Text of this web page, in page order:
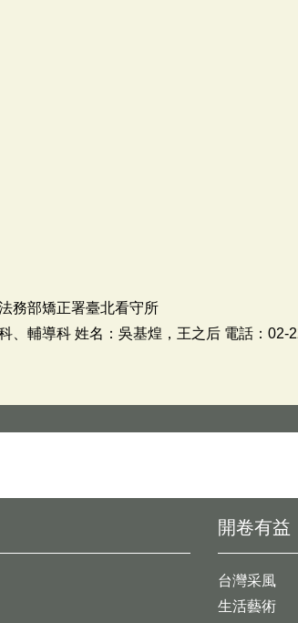
務部矯正署臺北看守所
、輔導科 姓名：吳基煌，王之后 電話：
開卷有益
台灣采風
生活藝術